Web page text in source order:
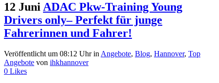
12 JuniADAC Pkw-Training Young
Drivers only– Perfekt für junge
Fahrerinnen und Fahrer!
Veröffentlicht um 08:12 Uhrin Angebote, Blog, Hannover, Top
Angebote von ihkhannover
0 Likes